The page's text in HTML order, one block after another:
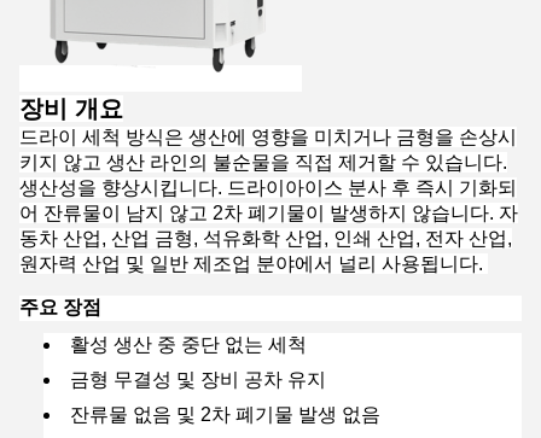
장비 개요
드라이 세척 방식은 생산에 영향을 미치거나 금형을 손상시
키지 않고 생산 라인의 불순물을 직접 제거할 수 있습니다.
생산성을 향상시킵니다. 드라이아이스 분사 후 즉시 기화되
어 잔류물이 남지 않고 2차 폐기물이 발생하지 않습니다. 자
동차 산업, 산업 금형, 석유화학 산업, 인쇄 산업, 전자 산업,
원자력 산업 및 일반 제조업 분야에서 널리 사용됩니다.
주요 장점
활성 생산 중 중단 없는 세척
금형 무결성 및 장비 공차 유지
잔류물 없음 및 2차 폐기물 발생 없음